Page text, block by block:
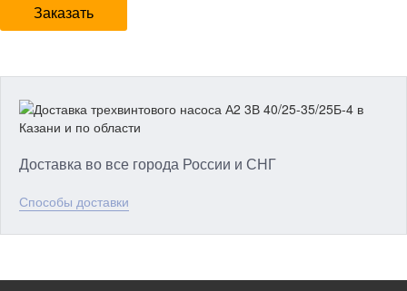
Заказать
Доставка во все города России и СНГ
Способы доставки